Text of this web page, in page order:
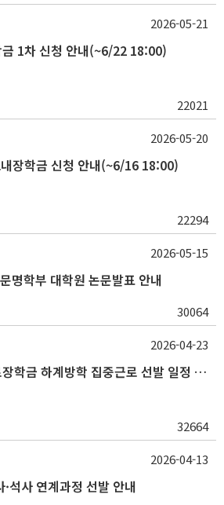
1차 신청 안내(~6/22 18:00)
22021
2026-05-21
장학금 신청 안내(~6/16 18:00)
22294
2026-05-20
명학부 대학원 논문발표 안내
30064
2026-05-15
2026학년도 국가근로장학금 하계방학 집중근로 선발 일정 안내
32664
2026-04-23
석사 연계과정 선발 안내
2026-04-13